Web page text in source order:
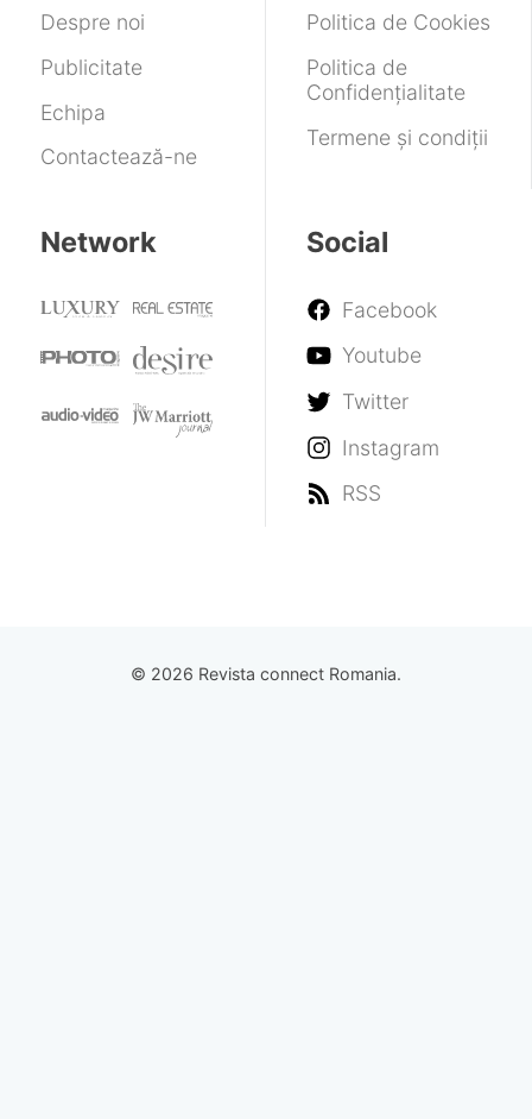
Despre noi
Publicitate
Echipa
Contactează-ne
Politica de Cookies
Politica de
Confidențialitate
Termene și condiții
Network Social
Facebook
Youtube
Twitter
Instagram
RSS
© 2026 Revista connect Romania.